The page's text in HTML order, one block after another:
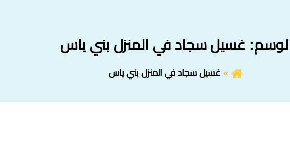
الوسم: غسيل سجاد في المنزل بني ياس
غسيل سجاد في المنزل بني ياس